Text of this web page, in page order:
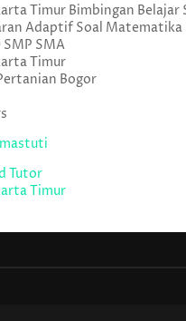
Timur Bimbingan Belajar
Adaptif Soal Matematika
SMA
Timur
Bogor
Tutor
Timur